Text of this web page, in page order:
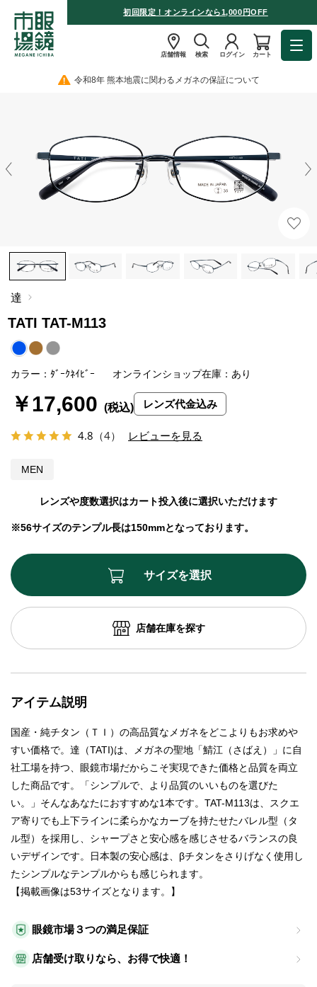
初回限定！オンラインなら1,000円OFF
店舗情報 検索 ログイン カート
令和8年 熊本地震に関わるメガネの保証について
達
TATI TAT-M113
4.8 （4） レビューを見る
MEN
カラー：ﾀﾞｰｸﾈｲﾋﾞｰ オンラインショップ在庫：あり
レンズや度数選択はカート投入後に選択いただけます
￥17,600 レンズ代金込み
眼鏡市場３つの満足保証
店舗受け取りなら、お得で快適！
サイズを選択
店舗在庫を探す
※56サイズのテンプル長は150mmとなっております。
アイテム説明
国産・純チタン（ＴＩ）の高品質なメガネをどこよりもお求めや
すい価格で。達（TATI)は、メガネの聖地「鯖江（さばえ）」に自
社工場を持つ、眼鏡市場だからこそ実現できた価格と品質を両立
した商品です。「シンプルで、より品質のいいものを選びた
い。」そんなあなたにおすすめな1本です。TAT-M113は、スクエ
ア寄りでも上下ラインに柔らかなカーブを持たせたバレル型（タ
ル型）を採用し、シャープさと安心感を感じさせるバランスの良
いデザインです。日本製の安心感は、βチタンをさりげなく使用し
たシンプルなテンプルからも感じられます。
【掲載画像は53サイズとなります。】